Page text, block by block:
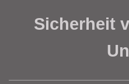
Sicherheit